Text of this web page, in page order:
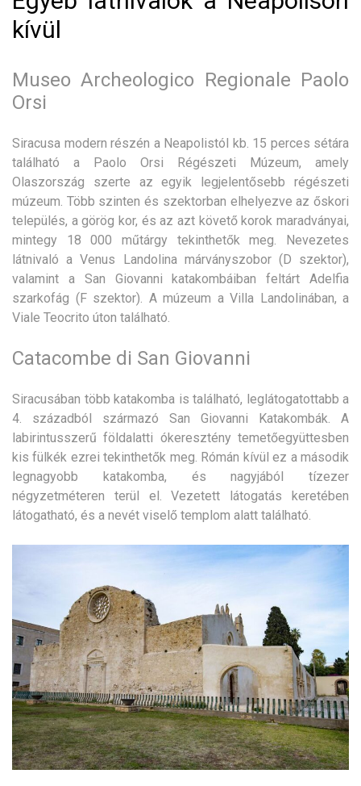
kívül
Museo Archeologico Regionale Paolo
Orsi
Siracusa modern részén a Neapolistól kb. 15 perces sétára
található a Paolo Orsi Régészeti Múzeum, amely
Olaszország szerte az egyik legjelentősebb régészeti
múzeum. Több szinten és szektorban elhelyezve az őskori
település, a görög kor, és az azt követő korok maradványai,
mintegy 18 000 műtárgy tekinthetők meg. Nevezetes
látnivaló a Venus Landolina márványszobor (D szektor),
valamint a San Giovanni katakombáiban feltárt Adelfia
szarkofág (F szektor). A múzeum a Villa Landolinában, a
Viale Teocrito úton található.
Catacombe di San Giovanni
Siracusában több katakomba is található, leglátogatottabb a
4. századból származó San Giovanni Katakombák. A
labirintusszerű földalatti ókeresztény temetőegyüttesben
kis fülkék ezrei tekinthetők meg. Rómán kívül ez a második
legnagyobb katakomba, és nagyjából tízezer
négyzetméteren terül el. Vezetett látogatás keretében
látogatható, és a nevét viselő templom alatt található.